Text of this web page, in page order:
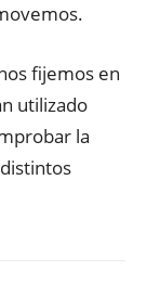
fijemos en
utilizado
la